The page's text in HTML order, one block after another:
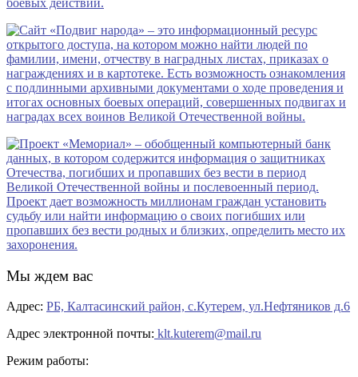
Мы ждем вас
Адрес: РБ, Калтасинский район, с.Кутерем, ул.Нефтяников д.6
Адрес электронной почты: klt.kuterem@mail.ru
Режим работы: